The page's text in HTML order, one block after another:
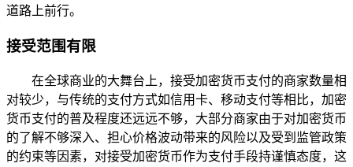
道路上前行。
接受范围有限
在全球商业的大舞台上，接受加密货币支付的商家数量相
对较少，与传统的支付方式如信用卡、移动支付等相比，加密
货币支付的普及程度还远远不够，大部分商家由于对加密货币
的了解不够深入、担心价格波动带来的风险以及受到监管政策
的约束等因素，对接受加密货币作为支付手段持谨慎态度，这